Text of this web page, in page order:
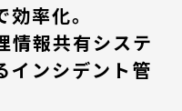
く
率化。
情報共有システ
インシデント管